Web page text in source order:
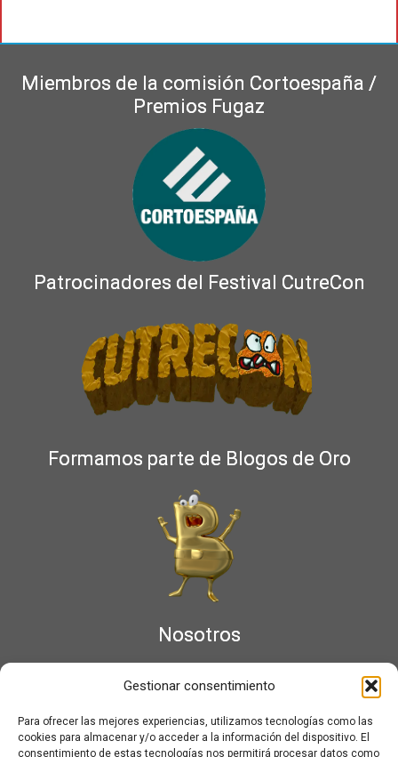
Gestionar consentimiento
Para ofrecer las mejores experiencias, utilizamos tecnologías como las
cookies para almacenar y/o acceder a la información del dispositivo. El
consentimiento de estas tecnologías nos permitirá procesar datos como
Miembros de la comisión Cortoespaña /
Premios Fugaz
Patrocinadores del Festival CutreCon
Formamos parte de Blogos de Oro
Nosotros
Aviso legal
Más información sobre las cookies
Noticias al correo